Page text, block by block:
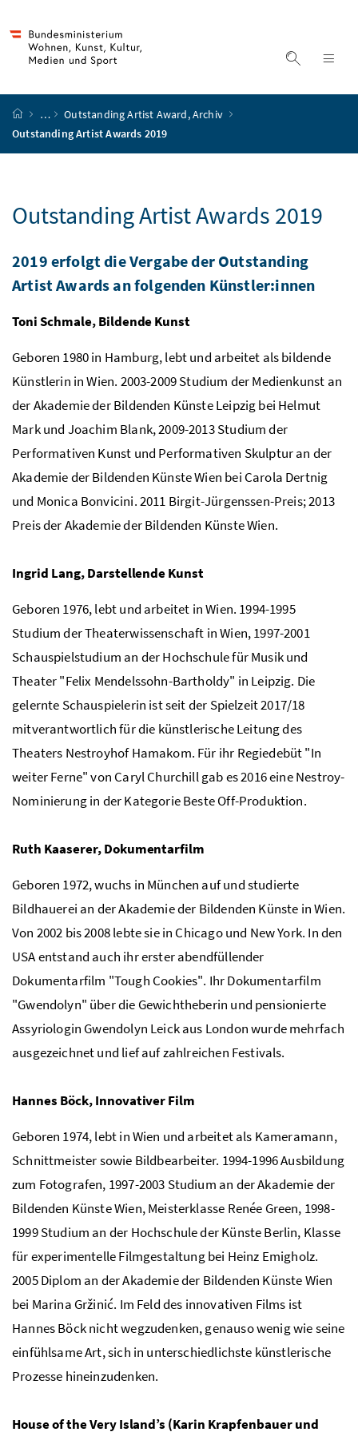
Suche
Startseite
…
Outstanding Artist Award, Archiv
Outstanding Artist Awards 2019
Outstanding Artist Awards 2019
2019 erfolgt die Vergabe der Outstanding
Artist Awards an folgenden Künstler:innen
Toni Schmale, Bildende Kunst
Geboren 1980 in Hamburg, lebt und arbeitet als bildende
Künstlerin in Wien. 2003-2009 Studium der Medienkunst an
der Akademie der Bildenden Künste Leipzig bei Helmut
Mark und Joachim Blank, 2009-2013 Studium der
Performativen Kunst und Performativen Skulptur an der
Akademie der Bildenden Künste Wien bei Carola Dertnig
und Monica Bonvicini. 2011 Birgit-Jürgenssen-Preis; 2013
Preis der Akademie der Bildenden Künste Wien.
Ingrid Lang, Darstellende Kunst
Geboren 1976, lebt und arbeitet in Wien. 1994-1995
Studium der Theaterwissenschaft in Wien, 1997-2001
Schauspielstudium an der Hochschule für Musik und
Theater "Felix Mendelssohn-Bartholdy" in Leipzig. Die
gelernte Schauspielerin ist seit der Spielzeit 2017/18
mitverantwortlich für die künstlerische Leitung des
Theaters Nestroyhof Hamakom. Für ihr Regiedebüt "In
weiter Ferne" von Caryl Churchill gab es 2016 eine Nestroy-
Nominierung in der Kategorie Beste Off-Produktion.
Ruth Kaaserer, Dokumentarfilm
Geboren 1972, wuchs in München auf und studierte
Bildhauerei an der Akademie der Bildenden Künste in Wien.
Von 2002 bis 2008 lebte sie in Chicago und New York. In den
USA entstand auch ihr erster abendfüllender
Dokumentarfilm "Tough Cookies". Ihr Dokumentarfilm
"Gwendolyn" über die Gewichtheberin und pensionierte
Assyriologin Gwendolyn Leickaus London wurde mehrfach
ausgezeichnet und lief auf zahlreichen Festivals.
Hannes Böck, Innovativer Film
Geboren 1974, lebt in Wien und arbeitet als Kameramann,
Schnittmeister sowie Bildbearbeiter. 1994-1996 Ausbildung
zum Fotografen, 1997-2003 Studium an der Akademie der
Bildenden Künste Wien, Meisterklasse Renée Green, 1998-
1999 Studium an der Hochschule der Künste Berlin, Klasse
für experimentelle Filmgestaltung bei Heinz Emigholz.
2005 Diplom an der Akademie der Bildenden Künste Wien
bei Marina Gržinić. Im Feld des innovativen Films ist
Hannes Böck nicht wegzudenken, genauso wenig wie seine
einfühlsame Art, sich in unterschiedlichste künstlerische
Prozesse hineinzudenken.
House of the Very Island’s (Karin Krapfenbauer und